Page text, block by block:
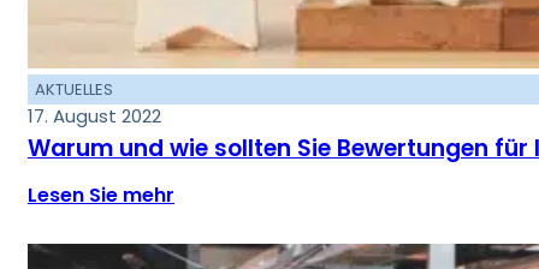
AKTUELLES
17. August 2022
Warum und wie sollten Sie Bewertungen für
Lesen Sie mehr